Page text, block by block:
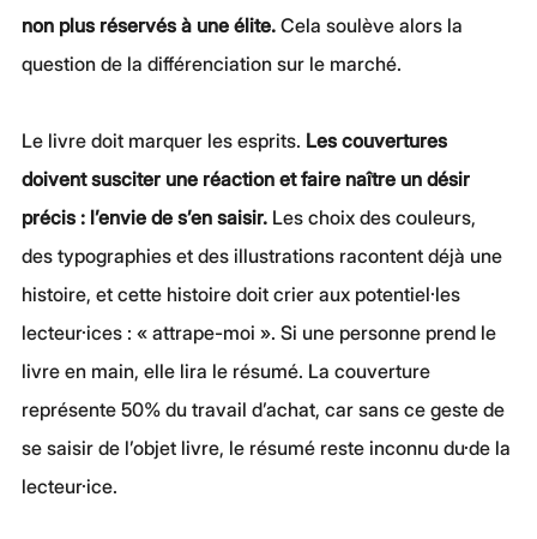
non plus réservés à une élite. Cela soulève alors la
question de la différenciation sur le marché.
Le livre doit marquer les esprits. Les couvertures
doivent susciter une réaction et faire naître un désir
précis : l’envie de s’en saisir. Les choix des couleurs,
des typographies et des illustrations racontent déjà une
histoire, et cette histoire doit crier aux potentiel·les
lecteur·ices : « attrape-moi ». Si une personne prend le
livre en main, elle lira le résumé. La couverture
représente 50% du travail d’achat, car sans ce geste de
se saisir de l’objet livre, le résumé reste inconnu du·de la
lecteur·ice.